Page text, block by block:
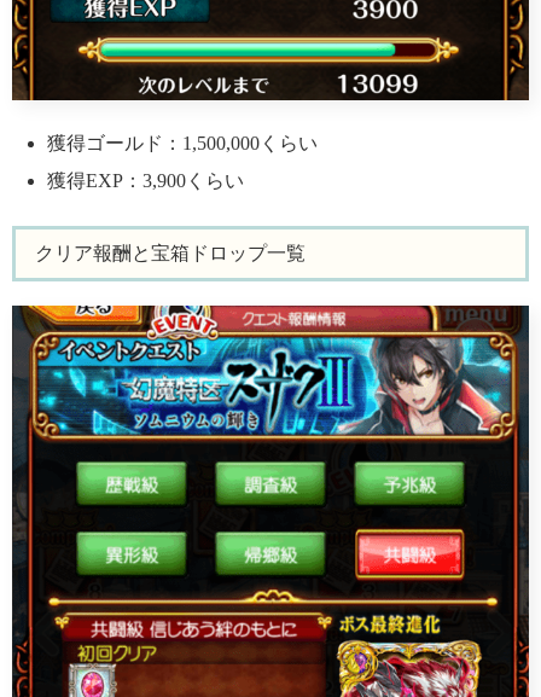
獲得ゴールド：1,500,000くらい
獲得EXP：3,900くらい
クリア報酬と宝箱ドロップ一覧